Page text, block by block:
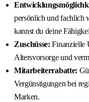
persönlich und fachlich
kannst du deine
Zuschüsse: Finanzielle
Altersvorsorge und
Mitarbeiterrabatte:
Vergünstigungen bei
Marken.